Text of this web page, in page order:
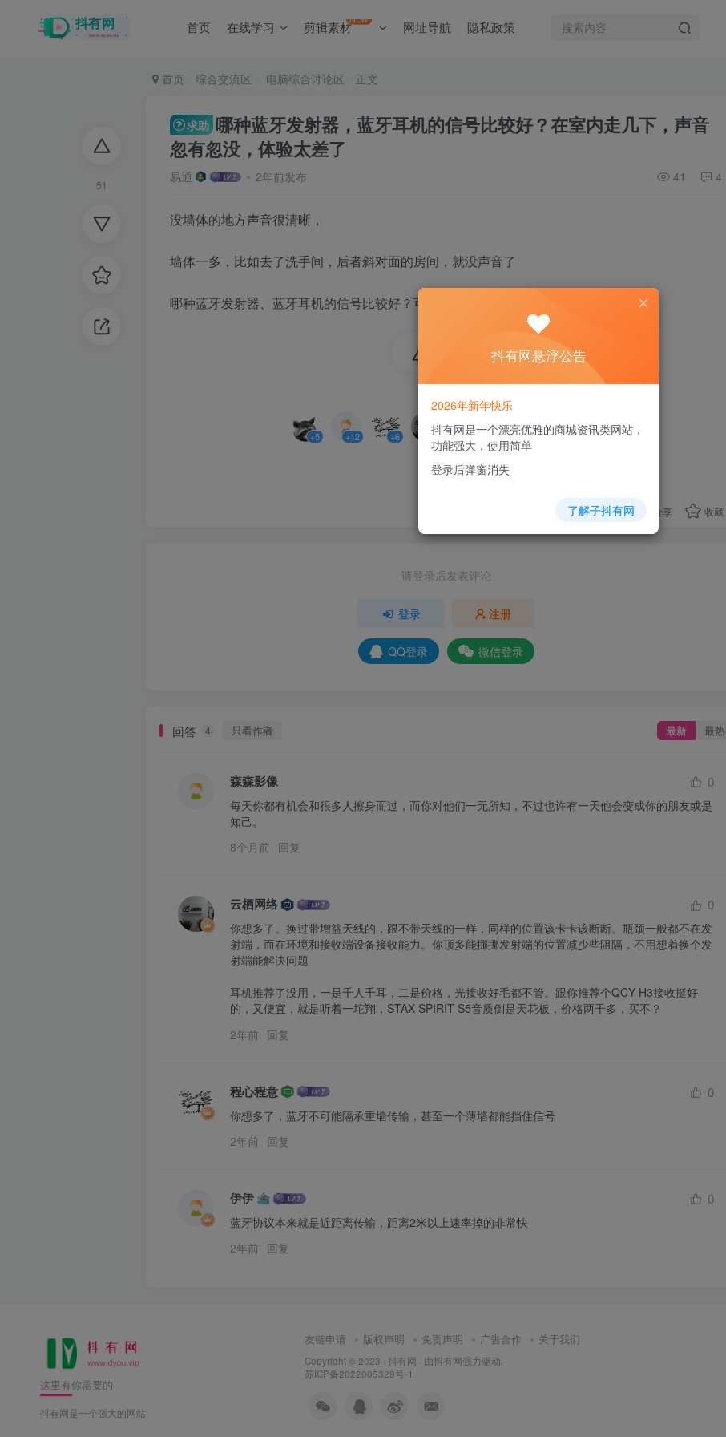
首页 在线学习 剪辑素材NEW 网址导航 隐私政策
51
首页 综合交流区 电脑综合讨论区 正文
求助 哪种蓝牙发射器，蓝牙耳机的信号比较好？在室内走几下，声音
忽有忽没，体验太差了
易通 2年前发布 41 4
没墙体的地方声音很清晰，
墙体一多，比如去了洗手间，后者斜对面的房间，就没声音了
哪种蓝牙发射器、蓝牙耳机的信号比较好？可以自由在房间内走动？
+5 +12 +6 +4 +1 +3 +8 +7
+5
分享 收藏
请登录后发表评论
登录 注册
QQ登录 微信登录
回答 4 只看作者 最新 最热
森森影像 0
每天你都有机会和很多人擦身而过，而你对他们一无所知，不过也许有一天他会变成你的朋友或是
知己。
8个月前 回复
云栖网络 0
你想多了。换过带增益天线的，跟不带天线的一样，同样的位置该卡卡该断断。瓶颈一般都不在发
射端，而在环境和接收端设备接收能力。你顶多能挪挪发射端的位置减少些阻隔，不用想着换个发
射端能解决问题
耳机推荐了没用，一是千人千耳，二是价格，光接收好毛都不管。跟你推荐个QCY H3接收挺好
的，又便宜，就是听着一坨翔，STAX SPIRIT S5音质倒是天花板，价格两千多，买不？
2年前 回复
程心程意 0
你想多了，蓝牙不可能隔承重墙传输，甚至一个薄墙都能挡住信号
2年前 回复
伊伊 0
蓝牙协议本来就是近距离传输，距离2米以上速率掉的非常快
2年前 回复
这里有你需要的
抖有网是一个强大的网站
友链申请 版权声明 免责声明 广告合作 关于我们
Copyright © 2023 · 抖有网 · 由抖有网强力驱动.
苏ICP备2022005329号-1
抖有网悬浮公告
2026年新年快乐
抖有网是一个漂亮优雅的商城资讯类网站，
功能强大，使用简单
登录后弹窗消失
了解子抖有网